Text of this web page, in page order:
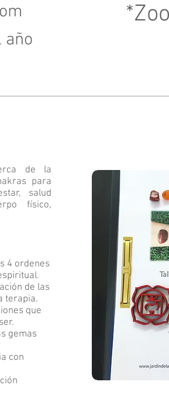
año
de la
para
salud
físico,
4 ordenes
de las
terapia.
que
gemas
con